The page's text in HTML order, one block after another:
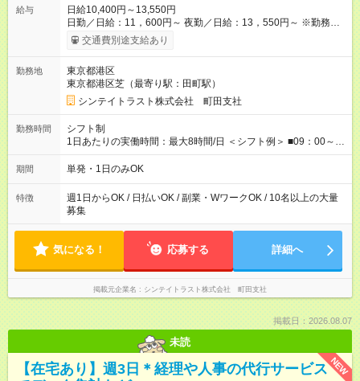
給与
日給10,400円～13,550円
日勤／日給：11，600円～ 夜勤／日給：13，550円～ ※勤務数
が週2日以下の場合 日勤／日給：10，400円 夜勤／日給：12，
350円 ■交通費別途全額支給 ※規定あり ■支払方法：日払い └日
⇒希望をお聞かせください♪ ■各種資格手当あり ■残業手当あり ■
日給保障あり └早く終わっても”全額”支給！ ・－・－・ ≪ 法定
研修 ≫ 研修時の給与： 日給10，000円×3日間（24時間） ＝研
修費として合計30，000円支給 ＋交通費全額支給 ※規定あり
【試用期間】試用期間なし
交通費別途支給あり
勤務地
東京都港区
東京都港区芝（最寄り駅：田町駅）
シンテイトラスト株式会社 町田支社
勤務時間
シフト制
1日あたりの実働時間：最大8時間/日 ＜シフト例＞ ■09：00～
18：00 ■20：00～翌5：00 など！ 上記時間内で、 実働8時
間・休憩1時間／日
期間 単発・1日のみOK
特徴
週1日からOK / 日払いOK / 副業・WワークOK / 10名以上の大量
募集
気になる！ 応募する 詳細へ
掲載元企業名 シンテイトラスト株式会社 町田支社
掲載日：2026.08.07
未読
NEW
【在宅あり】週3日＊経理や人事の代行サービス